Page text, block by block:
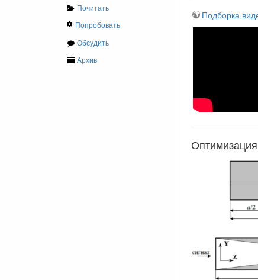
Почитать
Попробовать
Обсудить
Архив
Подборка